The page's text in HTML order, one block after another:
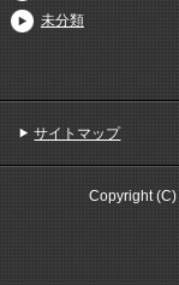
未分類
サイトマップ
Copyright